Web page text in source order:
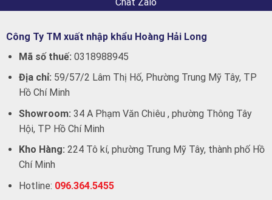
Công Ty TM xuất nhập khẩu Hoàng Hải Long
Mã số thuế: 0318988945
Địa chỉ: 59/57/2 Lâm Thị Hố, Phường Trung Mỹ Tây, TP
Hồ Chí Minh
Showroom: 34 A Phạm Văn Chiêu , phường Thông Tây
Hội, TP Hồ Chí Minh
Kho Hàng: 224 Tô kí, phường Trung Mỹ Tây, thành phố Hồ
Chí Minh
Hotline: 096.364.5455